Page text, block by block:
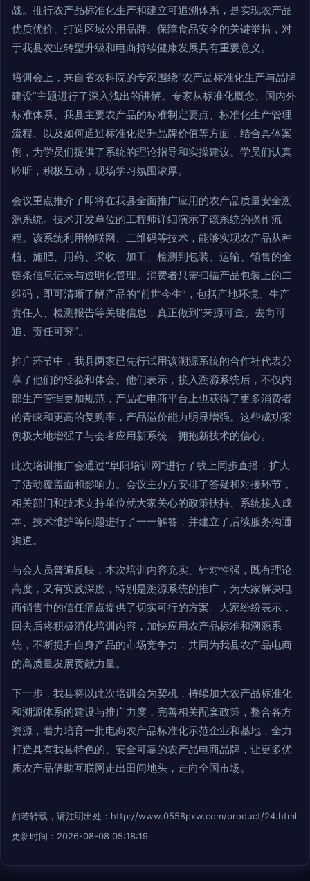
战。推行农产品标准化生产和建立可追溯体系，是实现农产品
优质优价、打造区域公用品牌、保障食品安全的关键举措，对
于我县农业转型升级和电商持续健康发展具有重要意义。
培训会上，来自省农科院的专家围绕“农产品标准化生产与品牌
建设”主题进行了深入浅出的讲解。专家从标准化概念、国内外
标准体系、我县主要农产品的标准制定要点、标准化生产管理
流程、以及如何通过标准化提升品牌价值等方面，结合具体案
例，为学员们提供了系统的理论指导和实操建议。学员们认真
聆听，积极互动，现场学习氛围浓厚。
会议重点推介了即将在我县全面推广应用的农产品质量安全溯
源系统。技术开发单位的工程师详细演示了该系统的操作流
程。该系统利用物联网、二维码等技术，能够实现农产品从种
植、施肥、用药、采收、加工、检测到包装、运输、销售的全
链条信息记录与透明化管理。消费者只需扫描产品包装上的二
维码，即可清晰了解产品的“前世今生”，包括产地环境、生产
责任人、检测报告等关键信息，真正做到“来源可查、去向可
追、责任可究”。
推广环节中，我县两家已先行试用该溯源系统的合作社代表分
享了他们的经验和体会。他们表示，接入溯源系统后，不仅内
部生产管理更加规范，产品在电商平台上也获得了更多消费者
的青睐和更高的复购率，产品溢价能力明显增强。这些成功案
例极大地增强了与会者应用新系统、拥抱新技术的信心。
此次培训推广会通过“阜阳培训网”进行了线上同步直播，扩大
了活动覆盖面和影响力。会议主办方安排了答疑和对接环节，
相关部门和技术支持单位就大家关心的政策扶持、系统接入成
本、技术维护等问题进行了一一解答，并建立了后续服务沟通
渠道。
与会人员普遍反映，本次培训内容充实、针对性强，既有理论
高度，又有实践深度，特别是溯源系统的推广，为大家解决电
商销售中的信任痛点提供了切实可行的方案。大家纷纷表示，
回去后将积极消化培训内容，加快应用农产品标准和溯源系
统，不断提升自身产品的市场竞争力，共同为我县农产品电商
的高质量发展贡献力量。
下一步，我县将以此次培训会为契机，持续加大农产品标准化
和溯源体系的建设与推广力度，完善相关配套政策，整合各方
资源，着力培育一批电商农产品标准化示范企业和基地，全力
打造具有我县特色的、安全可靠的农产品电商品牌，让更多优
质农产品借助互联网走出田间地头，走向全国市场。
如若转载，请注明出处：http://www.0558pxw.com/product/24.html
更新时间：2026-08-08 05:18:19